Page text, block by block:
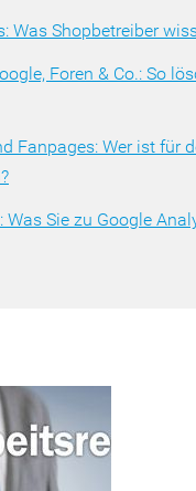
Was Shopbetreiber
Foren & Co.: So
Fanpages: Wer ist für
Was Sie zu Google